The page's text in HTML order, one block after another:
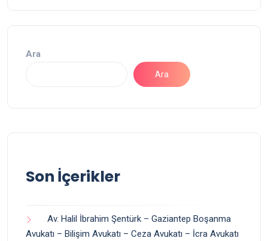
Ara
Ara
Son İçerikler
Av. Halil İbrahim Şentürk – Gaziantep Boşanma
Avukatı – Bilişim Avukatı – Ceza Avukatı – İcra Avukatı